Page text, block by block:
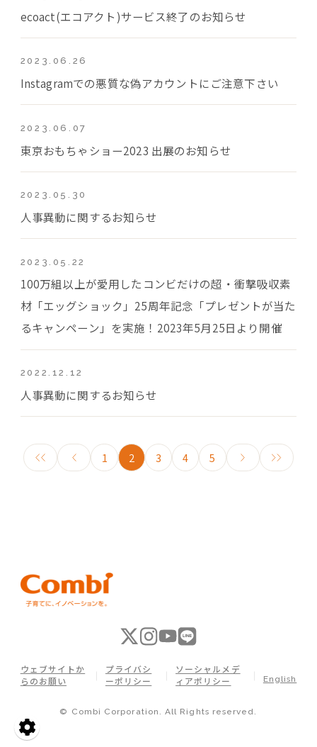
ecoact(エコアクト)サービス終了のお知らせ
2023.06.26
Instagramでの悪質な偽アカウントにご注意下さい
2023.06.07
東京おもちゃショー2023 出展のお知らせ
2023.05.30
人事異動に関するお知らせ
2023.05.22
100万組以上が愛用したコンビだけの超・衝撃吸収素
材「エッグショック」25周年記念「プレゼントが当た
るキャンペーン」を実施！2023年5月25日より開催
2022.12.12
人事異動に関するお知らせ
1 2 3 4 5
© Combi Corporation. All Rights reserved.
ウェブサイトか
らのお願い
プライバシ
ーポリシー
ソーシャルメデ
ィアポリシー
English